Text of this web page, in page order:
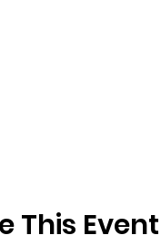
This Event